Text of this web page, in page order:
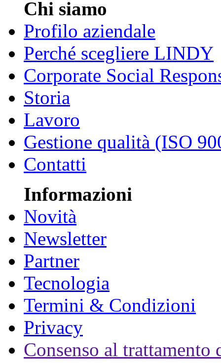
Chi siamo
Profilo aziendale
Perché scegliere LINDY
Corporate Social
Storia
Lavoro
Gestione qualità (ISO
Contatti
Informazioni
Novità
Newsletter
Partner
Tecnologia
Termini & Condizioni
Privacy
Consenso al trattamento